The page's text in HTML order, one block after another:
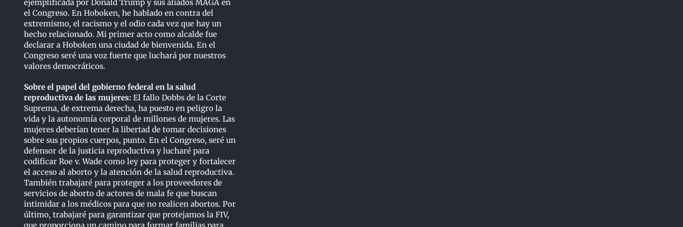
ejemplificada por Donald Trump y sus aliados MAGA en
el Congreso. En Hoboken, he hablado en contra del
extremismo, el racismo y el odio cada vez que hay un
hecho relacionado. Mi primer acto como alcalde fue
declarar a Hoboken una ciudad de bienvenida. En el
Congreso seré una voz fuerte que luchará por nuestros
valores democráticos.
Sobre el papel del gobierno federal en la salud
reproductiva de las mujeres:El fallo Dobbs de la Corte
Suprema, de extrema derecha, ha puesto en peligro la
vida y la autonomía corporal de millones de mujeres. Las
mujeres deberían tener la libertad de tomar decisiones
sobre sus propios cuerpos, punto. En el Congreso, seré un
defensor de la justicia reproductiva y lucharé para
codificar Roe v. Wade como ley para proteger y fortalecer
el acceso al aborto y la atención de la salud reproductiva.
También trabajaré para proteger a los proveedores de
servicios de aborto de actores de mala fe que buscan
intimidar a los médicos para que no realicen abortos. Por
último, trabajaré para garantizar que protejamos la FIV,